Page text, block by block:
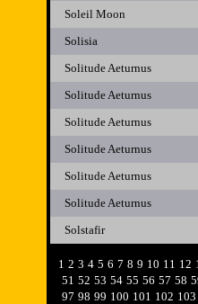
Soleil Moon
Solisia
Solitude Aeturnus
Solitude Aeturnus
Solitude Aeturnus
Solitude Aeturnus
Solitude Aeturnus
Solitude Aeturnus
Solstafir
1 2 3 4 5 6 7 8 9 10 11 12
51 52 53 54 55 56 57 58
97 98 99 100 101 102 103